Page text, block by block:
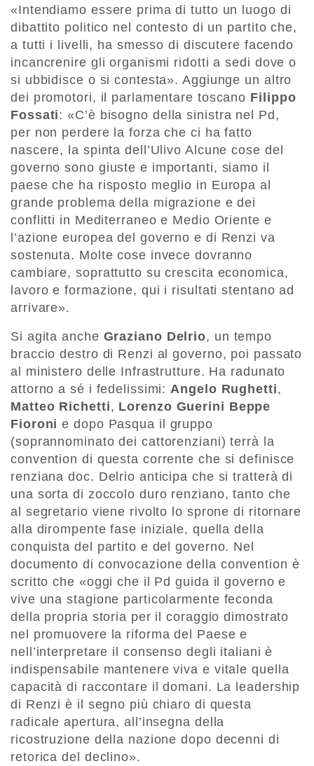
«Intendiamo essere prima di tutto un luogo di
dibattito politico nel contesto di un partito che,
a tutti i livelli, ha smesso di discutere facendo
incancrenire gli organismi ridotti a sedi dove o
si ubbidisce o si contesta». Aggiunge un altro
dei promotori, il parlamentare toscano Filippo
Fossati: «C’è bisogno della sinistra nel Pd,
per non perdere la forza che ci ha fatto
nascere, la spinta dell’Ulivo Alcune cose del
governo sono giuste e importanti, siamo il
paese che ha risposto meglio in Europa al
grande problema della migrazione e dei
conflitti in Mediterraneo e Medio Oriente e
l’azione europea del governo e di Renzi va
sostenuta. Molte cose invece dovranno
cambiare, soprattutto su crescita economica,
lavoro e formazione, qui i risultati stentano ad
arrivare».
Si agita anche Graziano Delrio, un tempo
braccio destro di Renzi al governo, poi passato
al ministero delle Infrastrutture. Ha radunato
attorno a sé i fedelissimi:Angelo Rughetti,
Matteo Richetti, Lorenzo Guerini Beppe
Fioroni e dopo Pasqua il gruppo
(soprannominato dei cattorenziani) terrà la
convention di questa corrente che si definisce
renziana doc. Delrio anticipa che si tratterà di
una sorta di zoccolo duro renziano, tanto che
al segretario viene rivolto lo sprone di ritornare
alla dirompente fase iniziale, quella della
conquista del partito e del governo. Nel
documento di convocazione della convention è
scritto che «oggi che il Pd guida il governo e
vive una stagione particolarmente feconda
della propria storia per il coraggio dimostrato
nel promuovere la riforma del Paese e
nell’interpretare il consenso degli italiani è
indispensabile mantenere viva e vitale quella
capacità di raccontare il domani. La leadership
di Renzi è il segno più chiaro di questa
radicale apertura, all’insegna della
ricostruzione della nazione dopo decenni di
retorica del declino».